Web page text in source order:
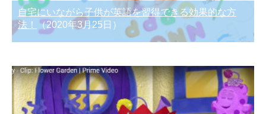
自宅にいながら子供が英語を習得できる効果的な方
法！
（2020年3月25日）